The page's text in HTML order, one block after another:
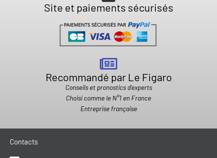
Site et paiements sécurisés
Recommandé par Le Figaro
Conseils et pronostics d'experts
Choisi comme le N°1 en France
Entreprise française
Contacts